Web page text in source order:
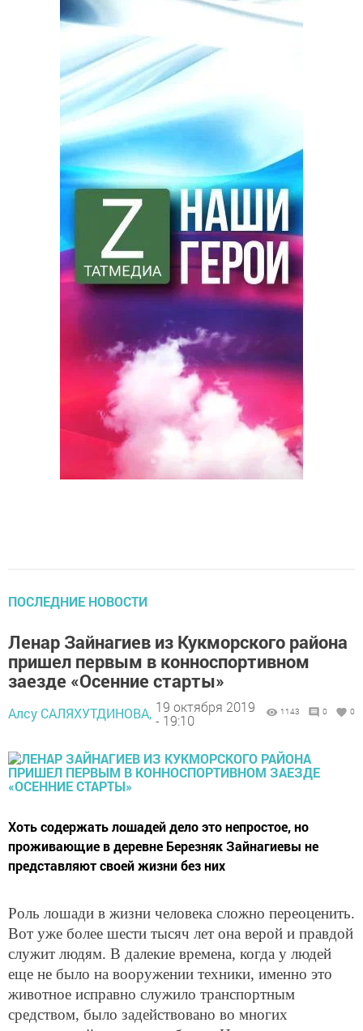
ПОСЛЕДНИЕ НОВОСТИ
Ленар Зайнагиев из Кукморского района
пришел первым в конноспортивном
заезде «Осенние старты»
Алсу САЛЯХУТДИНОВА, 19 октября 2019
- 19:10
1143 0 0
Хоть содержать лошадей дело это непростое, но
проживающие в деревне Березняк Зайнагиевы не
представляют своей жизни без них
Роль лошади в жизни человека сложно переоценить.
Вот уже более шести тысяч лет она верой и правдой
служит людям. В далекие времена, когда у людей
еще не было на вооружении техники, именно это
животное исправно служило транспортным
средством, было задействовано во многих